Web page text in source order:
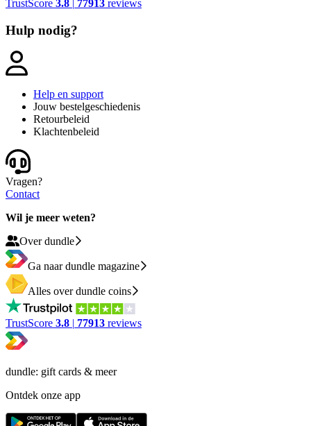
TrustScore 3.8 | 77913 reviews
Hulp nodig?
Help en support
Jouw bestelgeschiedenis
Retourbeleid
Klachtenbeleid
Vragen?
Contact
Wil je meer weten?
Over dundle
Ga naar dundle magazine
Alles over dundle coins
TrustScore 3.8 | 77913 reviews
dundle: gift cards & meer
Ontdek onze app